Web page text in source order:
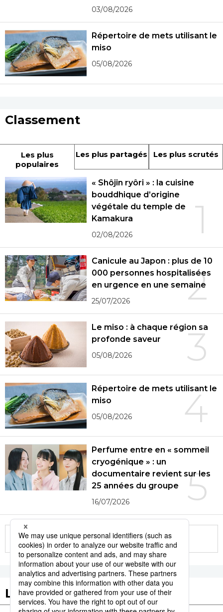
photographies
03/08/2026
Répertoire de mets utilisant le
miso
05/08/2026
Classement
Les plus
populaires
Les plus partagés Les plus scrutés
1
« Shôjin ryôri » : la cuisine
bouddhique d’origine
végétale du temple de
Kamakura
02/08/2026
2
Canicule au Japon : plus de 10
000 personnes hospitalisées
en urgence en une semaine
25/07/2026
3
Le miso : à chaque région sa
profonde saveur
05/08/2026
4
Répertoire de mets utilisant le
miso
05/08/2026
5
Perfume entre en « sommeil
cryogénique » : un
documentaire revient sur les
25 années du groupe
16/07/2026
More in this series
Les tags populaires